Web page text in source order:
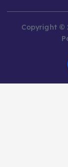
Copyright ©